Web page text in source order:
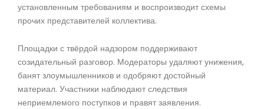
установленным требованиям и воспроизводит схемы
прочих представителей коллектива.
Площадки с твёрдой надзором поддерживают
созидательный разговор. Модераторы удаляют унижения,
банят злоумышленников и одобряют достойный
материал. Участники наблюдают следствия
неприемлемого поступков и правят заявления.